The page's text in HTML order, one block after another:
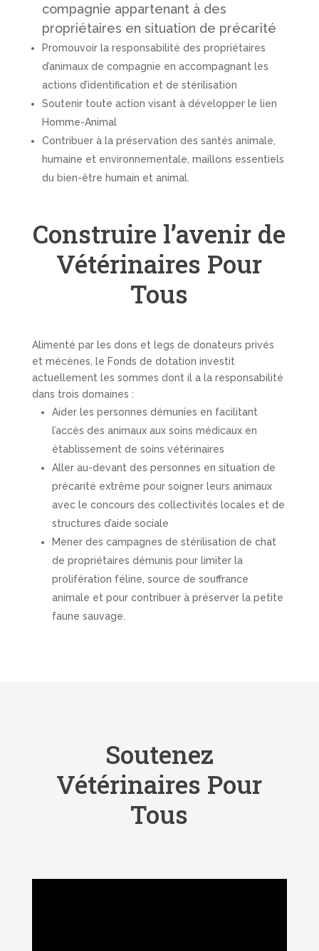
compagnie appartenant à des
propriétaires en situation de précarité
Promouvoir la responsabilité des propriétaires
d’animaux de compagnie en accompagnant les
actions d’identification et de stérilisation
Soutenir toute action visant à développer le lien
Homme-Animal
Contribuer à la préservation des santés animale,
humaine et environnementale, maillons essentiels
du bien-être humain et animal.
Construire l’avenir de
Vétérinaires Pour
Tous
Alimenté par les dons et legs de donateurs privés
et mécènes, le Fonds de dotation investit
actuellement les sommes dont il a la responsabilité
dans trois domaines :
Aider les personnes démunies en facilitant
l’accès des animaux aux soins médicaux en
établissement de soins vétérinaires
Aller au-devant des personnes en situation de
précarité extrême pour soigner leurs animaux
avec le concours des collectivités locales et de
structures d’aide sociale
Mener des campagnes de stérilisation de chat
de propriétaires démunis pour limiter la
prolifération féline, source de souffrance
animale et pour contribuer à préserver la petite
faune sauvage.
Soutenez
Vétérinaires Pour
Tous